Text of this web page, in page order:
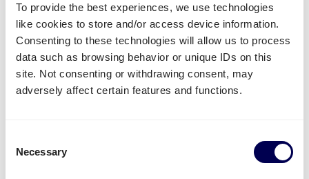
To provide the best experiences, we use technologies
like cookies to store and/or access device information.
Consenting to these technologies will allow us to process
data such as browsing behavior or unique IDs on this
site. Not consenting or withdrawing consent, may
adversely affect certain features and functions.
Selection
Necessary
Welche Angaben sind nötig?
Name des FBA Warenlagers - aber Achtung:
manche Städte haben mehrere FBA Lager
FBA/ASN Nummer
Amazon Auftragsnummer (PO)
Wichtige Informationen zu Paletten: